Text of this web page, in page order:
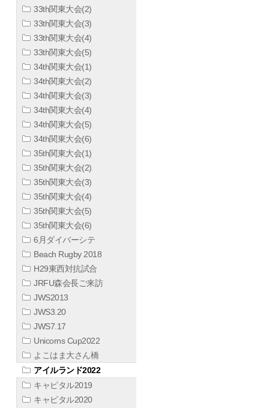
33th関東大会(2)
33th関東大会(3)
33th関東大会(4)
33th関東大会(5)
34th関東大会(1)
34th関東大会(2)
34th関東大会(3)
34th関東大会(4)
34th関東大会(5)
34th関東大会(6)
35th関東大会(1)
35th関東大会(2)
35th関東大会(3)
35th関東大会(4)
35th関東大会(5)
35th関東大会(6)
6月ダイバーシテ
Beach Rugby 2018
H29東西対抗試合
JRFU森会長ご来訪
JWS2013
JWS3.20
JWS7.17
Unicorns Cup2022
よこはま大さん橋
アイルランド2022
キャピタル2019
キャピタル2020